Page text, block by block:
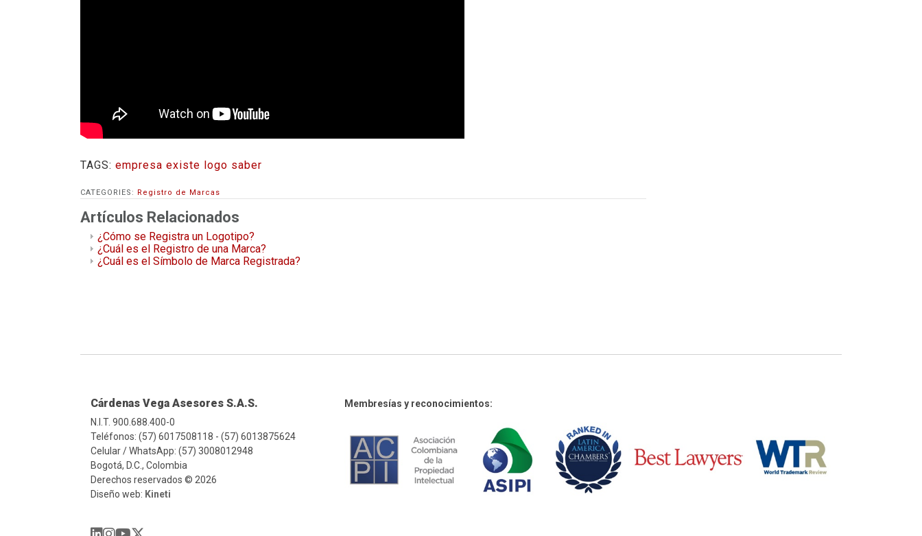
TAGS: empresa existe logo saber
CATEGORIES: Registro de Marcas
Artículos Relacionados
¿Cómo se Registra un Logotipo?
¿Cuál es el Registro de una Marca?
¿Cuál es el Símbolo de Marca Registrada?
Cárdenas Vega Asesores S.A.S.
N.I.T. 900.688.400-0
Teléfonos: (57) 6017508118 - (57) 6013875624
Celular / WhatsApp: (57) 3008012948
Bogotá, D.C., Colombia
Derechos reservados © 2026
Diseño web: Kineti
Membresías y reconocimientos: